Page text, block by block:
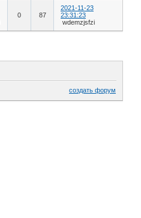
0 87
2021-11-23
23:31:23
wdemzjsfzi
создать форум